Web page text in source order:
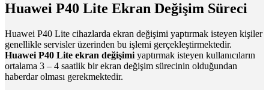
Huawei P40 Lite Ekran Değişim Süreci
Huawei P40 Lite cihazlarda ekran değişimi yaptırmak isteyen kişiler
genellikle servisler üzerinden bu işlemi gerçekleştirmektedir.
Huawei P40 Lite ekran değişimi yaptırmak isteyen kullanıcıların
ortalama 3 – 4 saatlik bir ekran değişim sürecinin olduğundan
haberdar olması gerekmektedir.